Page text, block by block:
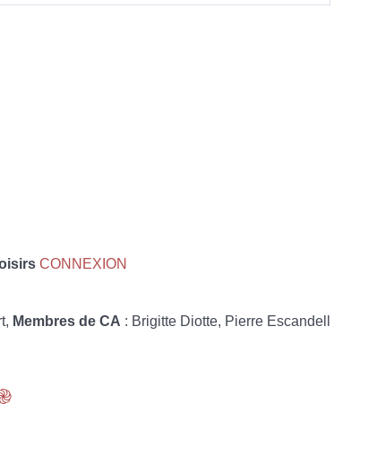
CONNEXION
Membres de CA : Brigitte Diotte, Pierre Escandell